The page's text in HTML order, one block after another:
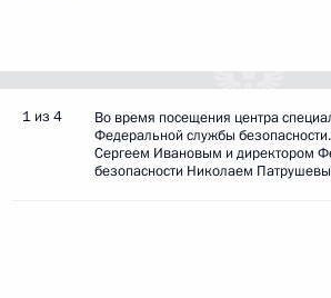
1 из 4
Во время посещения центра
Федеральной службы
Сергеем Ивановым и директором
безопасности Николаем